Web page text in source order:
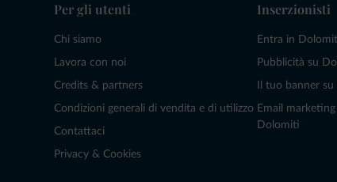
Per gli utenti
Chi siamo
Lavora con noi
Credits & partners
Condizioni generali di vendita e di utilizzo
Contattaci
Privacy & Cookies
Inserzionisti
Entra in
Pubblicità su
Il tuo banner
Email
Dolomiti